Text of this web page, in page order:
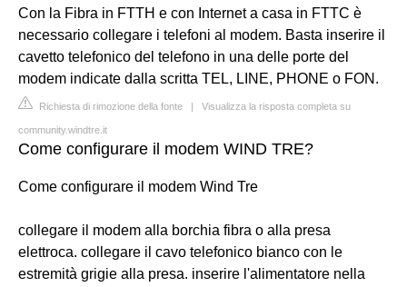
Con la Fibra in FTTH e con Internet a casa in FTTC è
necessario collegare i telefoni al modem. Basta inserire il
cavetto telefonico del telefono in una delle porte del
modem indicate dalla scritta TEL, LINE, PHONE o FON.
Richiesta di rimozione della fonte | Visualizza la risposta completa su
community.windtre.it
Come configurare il modem WIND TRE?
Come configurare il modem Wind Tre
collegare il modem alla borchia fibra o alla presa
elettroca. collegare il cavo telefonico bianco con le
estremità grigie alla presa. inserire l'alimentatore nella